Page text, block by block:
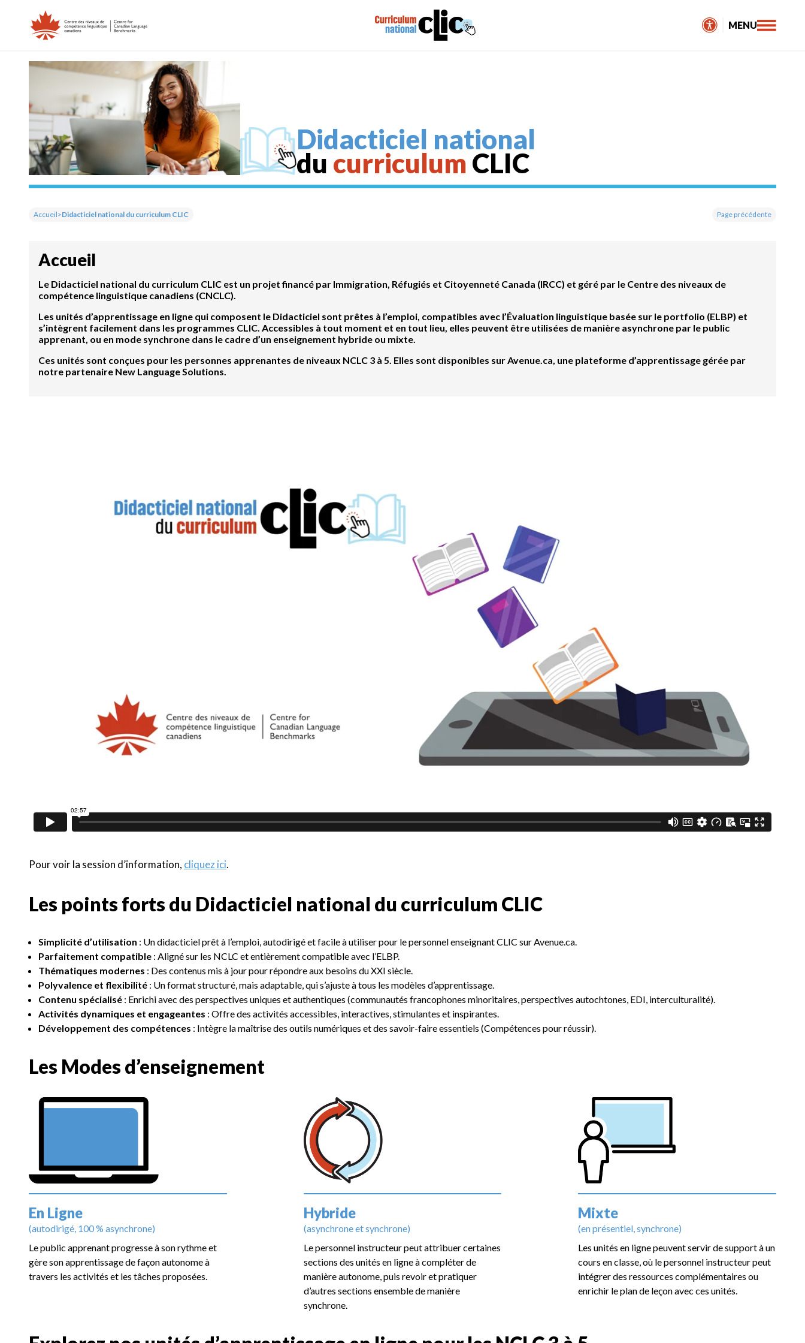
MENU
Didacticiel national
du curriculum CLIC
Accueil>Didacticiel national du curriculum CLIC Page précédente
Accueil
Le Didacticiel national du curriculum CLIC est un projet financé par Immigration, Réfugiés et Citoyenneté Canada (IRCC) et géré par le Centre des niveaux de
compétence linguistique canadiens (CNCLC).
Les unités d’apprentissage en ligne qui composent le Didacticiel sont prêtes à l’emploi, compatibles avec l’Évaluation linguistique basée sur le portfolio (ELBP) et
s’intègrent facilement dans les programmes CLIC. Accessibles à tout moment et en tout lieu, elles peuvent être utilisées de manière asynchrone par le public
apprenant, ou en mode synchrone dans le cadre d’un enseignement hybride ou mixte.
Ces unités sont conçues pour les personnes apprenantes de niveaux NCLC 3 à 5. Elles sont disponibles sur Avenue.ca, une plateforme d’apprentissage gérée par
notre partenaire New Language Solutions.
Pour voir la session d’information, cliquez ici.
Les points forts du Didacticiel national du curriculum CLIC
Simplicité d’utilisation : Un didacticiel prêt à l’emploi, autodirigé et facile à utiliser pour le personnel enseignant CLIC sur Avenue.ca.
Parfaitement compatible : Aligné sur les NCLC et entièrement compatible avec l’ELBP.
Thématiques modernes : Des contenus mis à jour pour répondre aux besoins du XXI siècle.
Polyvalence et flexibilité : Un format structuré, mais adaptable, qui s’ajuste à tous les modèles d’apprentissage.
Contenu spécialisé : Enrichi avec des perspectives uniques et authentiques (communautés francophones minoritaires, perspectives autochtones, EDI, interculturalité).
Activités dynamiques et engageantes : Offre des activités accessibles, interactives, stimulantes et inspirantes.
Développement des compétences : Intègre la maîtrise des outils numériques et des savoir-faire essentiels (Compétences pour réussir).
Les Modes d’enseignement
En Ligne
(autodirigé, 100 % asynchrone)
Le public apprenant progresse à son rythme et
gère son apprentissage de façon autonome à
travers les activités et les tâches proposées.
Hybride
(asynchrone et synchrone)
Le personnel instructeur peut attribuer certaines
sections des unités en ligne à compléter de
manière autonome, puis revoir et pratiquer
d’autres sections ensemble de manière
synchrone.
Mixte
(en présentiel, synchrone)
Les unités en ligne peuvent servir de support à un
cours en classe, où le personnel instructeur peut
intégrer des ressources complémentaires ou
enrichir le plan de leçon avec ces unités.